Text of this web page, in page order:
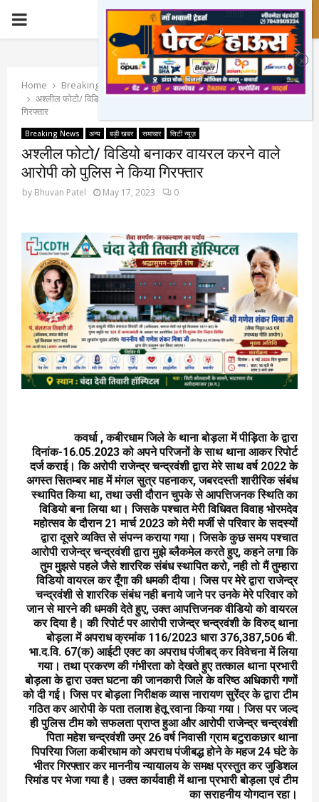
PRIMARY
Home
Breaking News
अश्लील फोटो/ विडियो बनाकर वायरल करने वाले आरोपी को पुलिस ने किया
गिरफ्तार
Breaking News अन्य बड़ी खबर समाचार सिटी न्यूज़
अश्लील फोटो/ विडियो बनाकर वायरल करने वाले
आरोपी को पुलिस ने किया गिरफ्तार
by Bhuvan Patel May 17, 2023 0
कवर्धा , कबीरधाम जिले के थाना बोड़ला में पीड़िता के द्वारा
दिनांक-16.05.2023 को अपने परिजनों के साथ थाना आकर रिपोर्ट
दर्ज कराई। कि अरोपी राजेन्द्र चन्द्रवंशी द्वारा मेरे साथ वर्ष 2022 के
अगस्त सितम्बर माह में मंगल सुत्र पहनाकर, जबरदस्ती शारीरिक संबंध
स्थापित किया था, तथा उसी दौरान चुपके से आपत्तिजनक स्थिति का
विडियो बना लिया था। जिसके पश्चात मेरी विधिवत विवाह भोरमदेव
महोत्सव के दौरान 21 मार्च 2023 को मेरी मर्जी से परिवार के सदस्यों
द्वारा दूसरे व्यक्ति से संपन्न कराया गया। जिसके कुछ समय पश्चात
आरोपी राजेन्द्र चन्द्रवंशी द्वारा मुझे ब्लैकमेल करते हुए, कहने लगा कि
तुम मुझसे पहले जैसे शाररिक संबंध स्थापित करो, नही तो मैं तुम्हारा
विडियो वायरल कर दूंँगा की धमकी दीया। जिस पर मेरे द्वारा राजेन्द्र
चन्द्रवंशी से शाररिक संबंध नही बनाये जाने पर उनके मेरे परिवार को
जान से मारने की धमकी देते हुए, उक्त आपत्तिजनक वीडियो को वायरल
कर दिया है। की रिपोर्ट पर आरोपी राजेन्द्र चन्द्रवंशी के विरुद् थाना
बोड़ला में अपराध क्रमांक 116/2023 धारा 376,387,506 बी.
भा.द.वि. 67(क) आईटी एक्ट का अपराध पंजीबद् कर विवेचना में लिया
गया। तथा प्रकरण की गंभीरता को देखते हुए तत्काल थाना प्रभारी
बोड़ला के द्वारा उक्त घटना की जानकारी जिले के वरिष्ठ अधिकारी गणों
को दी गई। जिस पर बोड़ला निरीक्षक व्यास नारायण सुरेंद्र के द्वारा टीम
गठित कर आरोपी के पता तलाश हेतू रवाना किया गया। जिस पर जल्द
ही पुलिस टीम को सफलता प्राप्त हुआ और आरोपी राजेन्द्र चन्द्रवंशी
पिता महेश चन्द्रवंशी उम्र 26 वर्ष निवासी ग्राम बटुराकछार थाना
पिपरिया जिला कबीरधाम को अपराध पंजीबद्ध होने के महज 24 घंटे के
भीतर गिरफ्तार कर माननीय न्यायालय के समक्ष प्रस्तुत कर जुडिशल
रिमांड पर भेजा गया है। उक्त कार्यवाही में थाना प्रभारी बोड़ला एवं टीम
का सराहनीय योगदान रहा।